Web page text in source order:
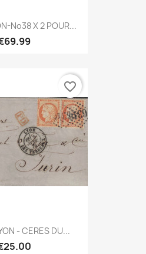
No38 X 2 POUR...
- CERES DU...
favorite_border